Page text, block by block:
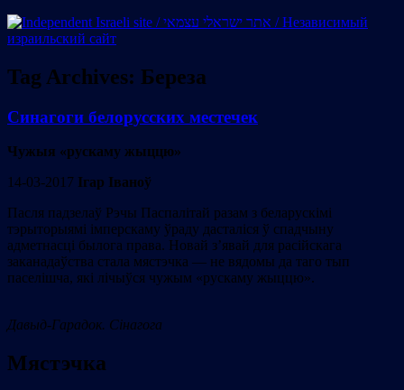
Tag Archives: Береза
Синагоги белорусских местечек
Чужыя «рускаму жыццю»
14-03-2017 Ігар Іваноў
Пасля падзелаў Рэчы Паспалітай разам з беларускімі
тэрыторыямі імперскаму ўраду дасталіся ў спадчыну
адметнасці былога права. Новай з’явай для расійскага
заканадаўства стала мястэчка — не вядомы да таго тып
паселішча, які лічыўся чужым «рускаму жыццю».
Давыд-Гарадок. Сінагога
Мястэчка